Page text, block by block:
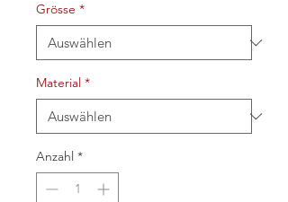
Grösse *
Material *
Anzahl *